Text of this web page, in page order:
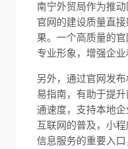
南宁外贸局作为推
官网的建设质量直
果。一个高质量的
专业形象，增强企业
另外，通过官网发
易指南，有助于提
通速度，支持本地
互联网的普及，小
信息服务的重要入